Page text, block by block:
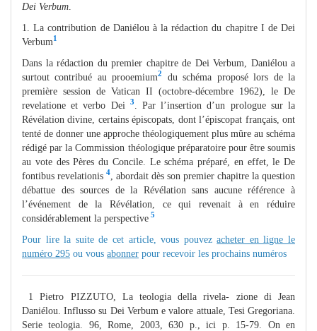
Dei Verbum
1. La contribution de Daniélou à la rédaction du chapitre I de Dei
Verbum1
Dans la rédaction du premier chapitre de Dei Verbum, Daniélou a
surtout contribué au prooemium2
du schéma proposé lors de la
première session de Vatican II (octobre-décembre 1962), le De
revelatione et verbo Dei
3
. Par l’insertion d’un prologue sur la
Révélation divine, certains épiscopats, dont l’épiscopat français, ont
tenté de donner une approche théologiquement plus mûre au schéma
rédigé par la Commission théologique préparatoire pour être soumis
au vote des Pères du Concile. Le schéma préparé, en effet, le De
fontibus revelationis 4
, abordait dès son premier chapitre la question
débattue des sources de la Révélation sans aucune référence à
l’événement de la Révélation, ce qui revenait à en réduire
considérablement la perspective 5
Pour lire la suite de cet article, vous pouvezacheter en ligne le
numéro 295 ou vous abonner pour recevoir les prochains numéros
1 Pietro PIZZUTO, La teologia della rivela- zione di Jean
Daniélou. Influsso su Dei Verbum e valore attuale, Tesi Gregoriana.
Serie teologia. 96, Rome, 2003, 630 p., ici p. 15-79. On en